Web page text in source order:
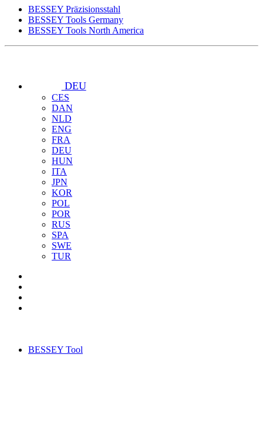
BESSEY Präzisionsstahl
BESSEY Tools Germany
BESSEY Tools North America
DEU
CES
DAN
NLD
ENG
FRA
DEU
HUN
ITA
JPN
KOR
POL
POR
RUS
SPA
SWE
TUR
BESSEY Tool